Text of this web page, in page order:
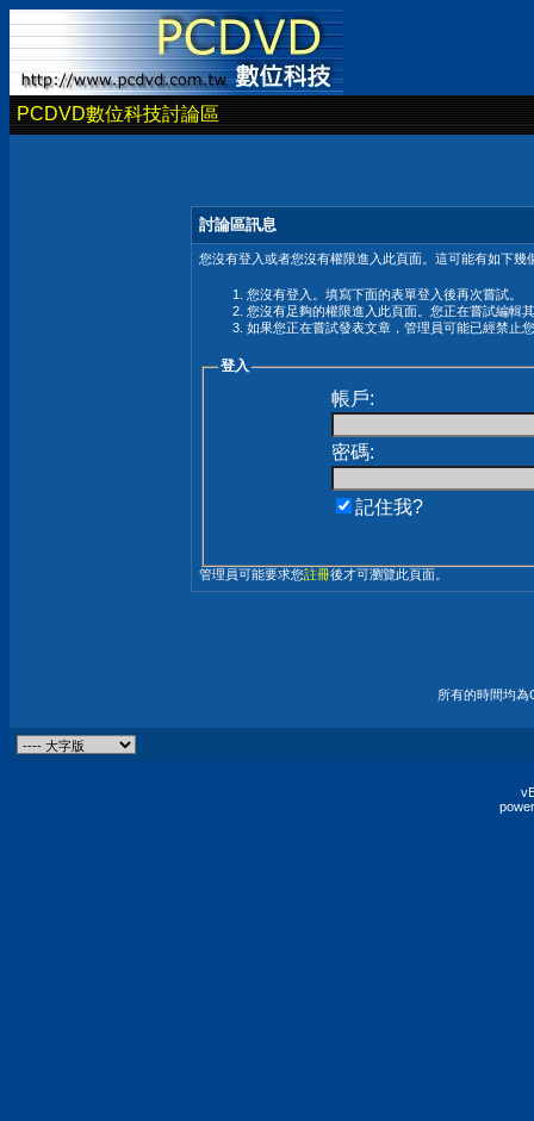
PCDVD數位科技討論區
討論區訊息
您沒有登入或者您沒有權限進入此頁面。這可能有如下幾
您沒有登入。填寫下面的表單登入後再次嘗試。
您沒有足夠的權限進入此頁面。您正在嘗試編輯
如果您正在嘗試發表文章，管理員可能已經禁止
登入
帳戶:
密碼:
記住我?
管理員可能要求您註冊後才可瀏覽此頁面。
所有的時間均為